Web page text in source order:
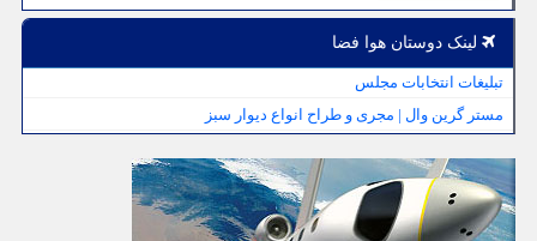
لینک دوستان هوا فضا
تبلیغات انتخابات مجلس
مستر گرین وال | مجری و طراح انواع دیوار سبز